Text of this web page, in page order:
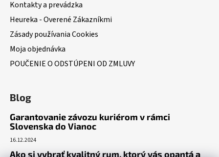
Kontakty a prevádzka
Heureka - Overené Zákazníkmi
Zásady používania Cookies
Moja objednávka
POUČENIE O ODSTÚPENI OD ZMLUVY
Blog
Garantovanie závozu kuriérom v rámci
Slovenska do Vianoc
16.12.2024
Ako si vybrať kvalitný rum, ktorý vás opantá a